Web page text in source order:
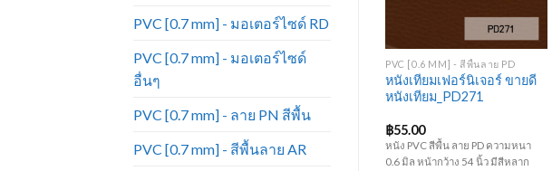
PVC [0.7 mm] - มอเตอร์ไซด์ RD
PVC [0.7 mm] - มอเตอร์ไซด์
อื่นๆ
PVC [0.7 mm] - ลาย PN สีพื้น
PVC [0.7 mm] - สีพื้นลาย AR
PVC [0.6 MM] - สีพื้นลาย PD
หนังเทียมเฟอร์นิเจอร์ ขายดี
หนังเทียม_PD271
฿55.00
หนัง PVC สีพื้น ลาย PD ความหนา
0.6 มิล หน้ากว้าง 54 นิ้ว มีสีหลาก
PVC [0.6 MM] - สีพื้นลาย PD
หนังเทียมเฟอร์นิเจอร์ ขายดี
หนัง PVC สีพื้น ลาย PD ความหนา
+
PVC [0.6 MM] - สีพื้นลาย PD
หนัง PVC สีพื้น ลาย PD ความหนา